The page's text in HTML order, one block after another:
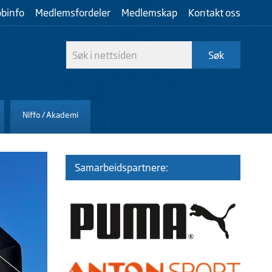
Medlemsfordeler Medlemskap Kontakt oss
Niffo / Akademi
Samarbeidspartnere: